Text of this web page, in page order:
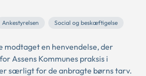
Ankestyrelsen Social og beskæftigelse
modtaget en henvendelse, der
Assens Kommunes praksis i
særligt for de anbragte børns tarv.